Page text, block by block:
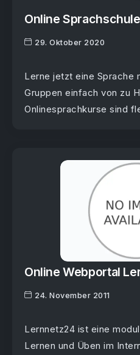
Online Sprachschule
29. Oktober 2020
Lerne jetzt eine Sprache
Gruppen einfach von zu
Onlinesprachkurse sind
Online Webportal
24. November 2011
Lernnetz24 ist eine
Lernen und Üben im